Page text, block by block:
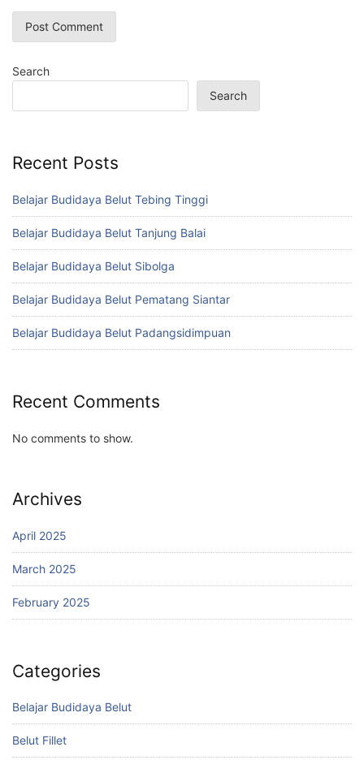
Search
Search
Recent Posts
Belajar Budidaya Belut Tebing Tinggi
Belajar Budidaya Belut Tanjung Balai
Belajar Budidaya Belut Sibolga
Belajar Budidaya Belut Pematang Siantar
Belajar Budidaya Belut Padangsidimpuan
Recent Comments
No comments to show.
Archives
April 2025
March 2025
February 2025
Categories
Belajar Budidaya Belut
Belut Fillet